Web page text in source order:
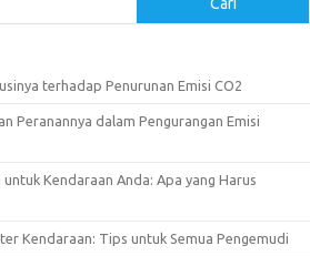
terhadap Penurunan Emisi CO2
Peranannya dalam Pengurangan Emisi
Kendaraan Anda: Apa yang Harus
Kendaraan: Tips untuk Semua Pengemudi